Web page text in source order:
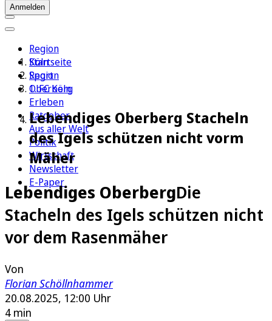
Anmelden
Region
Köln
Sport
1. FC Köln
Erleben
Ratgeber
Aus aller Welt
Politik
Wirtschaft
Newsletter
E-Paper
Startseite
Region
Oberberg
Lebendiges Oberberg Stacheln
des Igels schützen nicht vorm
Mäher
Lebendiges OberbergDie
Stacheln des Igels schützen nicht
vor dem Rasenmäher
Von
Florian Schöllnhammer
20.08.2025, 12:00 Uhr
4 min